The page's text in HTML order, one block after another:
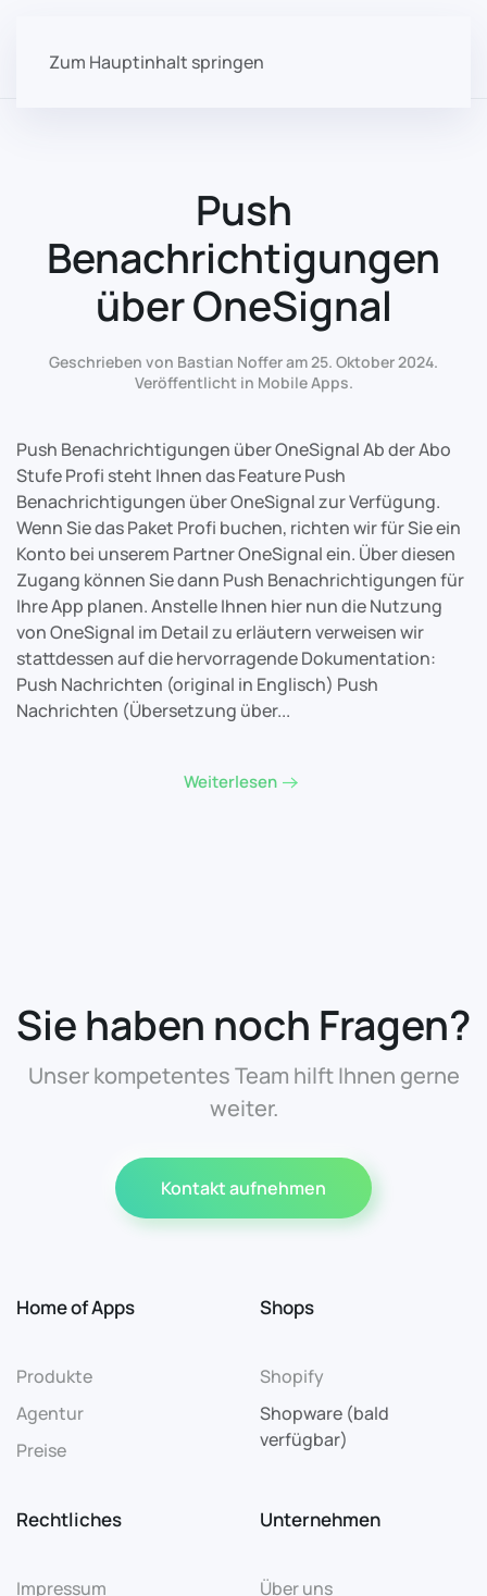
Zum Hauptinhalt springen
Push
Benachrichtigungen
über OneSignal
Geschrieben von Bastian Noffer am25. Oktober 2024.
Veröffentlicht in Mobile Apps.
Push Benachrichtigungen über OneSignal Ab der Abo
Stufe Profi steht Ihnen das Feature Push
Benachrichtigungen über OneSignal zur Verfügung.
Wenn Sie das Paket Profi buchen, richten wir für Sie ein
Konto bei unserem Partner OneSignal ein. Über diesen
Zugang können Sie dann Push Benachrichtigungen für
Ihre App planen. Anstelle Ihnen hier nun die Nutzung
von OneSignal im Detail zu erläutern verweisen wir
stattdessen auf die hervorragende Dokumentation:
Push Nachrichten (original in Englisch) Push
Nachrichten (Übersetzung über...
Weiterlesen
Sie haben noch Fragen?
Unser kompetentes Team hilft Ihnen gerne
weiter.
Kontakt aufnehmen
Home of Apps
Produkte
Agentur
Preise
Shops
Shopify
Shopware (bald
verfügbar)
Rechtliches
Impressum
Unternehmen
Über uns